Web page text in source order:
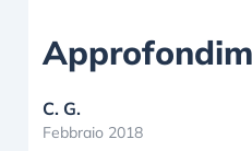
C. G.
Febbraio 2018